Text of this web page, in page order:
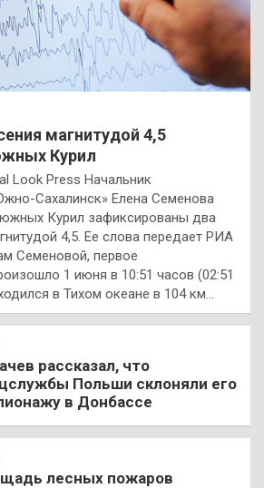
магнитудой 4,5
Курил
Look Press Начальник
Сахалинск» Елена Семенова
южных Курил зафиксированы два
4,5. Ее слова передает РИА
Семеновой, первое
1 июня в 10:51 часов (02:51
в Тихом океане в 104 км…
рассказал, что
Польши склоняли его
в Донбассе
лесных пожаров